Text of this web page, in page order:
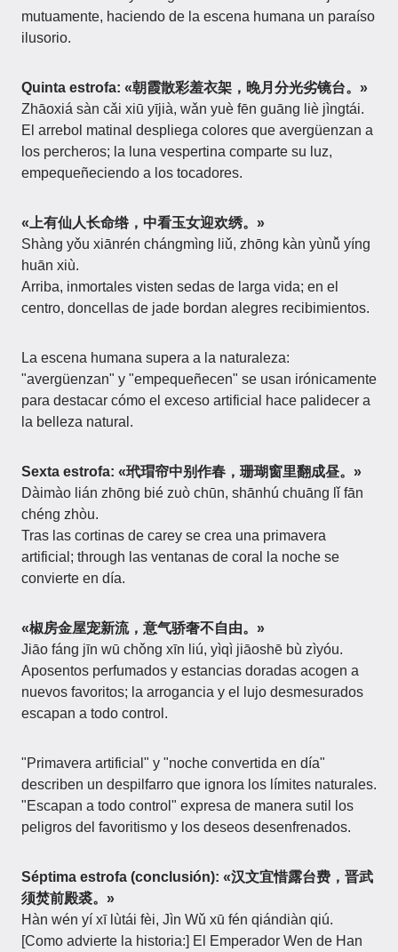
mutuamente, haciendo de la escena humana un paraíso
ilusorio.
Quinta estrofa: «朝霞散彩羞衣架，晚月分光劣镜台。»
Zhāoxiá sàn cǎi xiū yījià, wǎn yuè fēn guāng liè jìngtái.
El arrebol matinal despliega colores que avergüenzan a
los percheros; la luna vespertina comparte su luz,
empequeñeciendo a los tocadores.
«上有仙人长命绺，中看玉女迎欢绣。»
Shàng yǒu xiānrén chángmìng liǔ, zhōng kàn yùnǚ yíng
huān xiù.
Arriba, inmortales visten sedas de larga vida; en el
centro, doncellas de jade bordan alegres recibimientos.
La escena humana supera a la naturaleza:
"avergüenzan" y "empequeñecen" se usan irónicamente
para destacar cómo el exceso artificial hace palidecer a
la belleza natural.
Sexta estrofa: «玳瑁帘中别作春，珊瑚窗里翻成昼。»
Dàimào lián zhōng bié zuò chūn, shānhú chuāng lǐ fān
chéng zhòu.
Tras las cortinas de carey se crea una primavera
artificial; through las ventanas de coral la noche se
convierte en día.
«椒房金屋宠新流，意气骄奢不自由。»
Jiāo fáng jīn wū chǒng xīn liú, yìqì jiāoshē bù zìyóu.
Aposentos perfumados y estancias doradas acogen a
nuevos favoritos; la arrogancia y el lujo desmesurados
escapan a todo control.
"Primavera artificial" y "noche convertida en día"
describen un despilfarro que ignora los límites naturales.
"Escapan a todo control" expresa de manera sutil los
peligros del favoritismo y los deseos desenfrenados.
Séptima estrofa (conclusión): «汉文宜惜露台费，晋武
须焚前殿裘。»
Hàn wén yí xī lùtái fèi, Jìn Wǔ xū fén qiándiàn qiú.
[Como advierte la historia:] El Emperador Wen de Han